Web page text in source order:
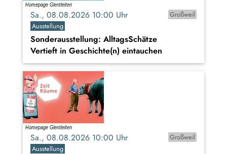
Sa., 08.08.2026 10:00 Uhr
Großweil
Ausstellung
Sonderausstellung: AlltagsSchätze
Vertieft in Geschichte(n) eintauchen
Sa., 08.08.2026 10:00 Uhr
Großweil
Ausstellung